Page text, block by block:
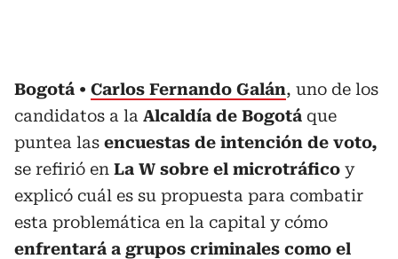
Bogotá Carlos Fernando Galán, uno de los
candidatos a la Alcaldía de Bogotá que
puntea las encuestas de intención de voto,
se refirió en La W sobre el microtráfico y
explicó cuál es su propuesta para combatir
esta problemática en la capital y cómo
enfrentará a grupos criminales como el